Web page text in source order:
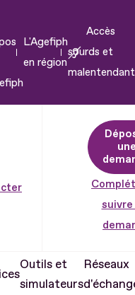
L'Agefiph
en région
Accès
sourds et
suivre
Outils et
simulateurs
Réseaux